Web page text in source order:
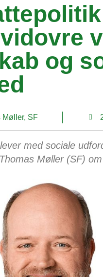
og
Møller, SF
med sociale
Møller (SF)